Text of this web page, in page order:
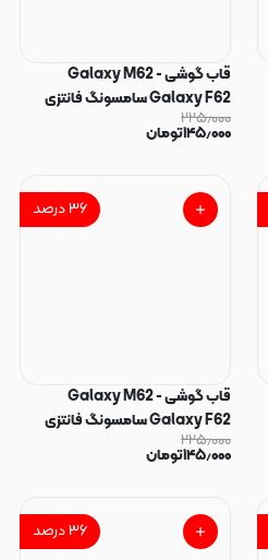
قاب گوشی Galaxy M62 -
Galaxy F62 سامسونگ فانتزی
سوزنی برجسته طرح قلب پاپ سوکت
۲۲۵٫۰۰۰
۱۴۵٫۰۰۰تومان
۳۶درصد
قاب گوشی Galaxy M62 -
Galaxy F62 سامسونگ فانتزی
سوزنی برجسته طرح ویکتوریا سکرت
پاپ سوکت دار کد 128859
۲۲۵٫۰۰۰
۱۴۵٫۰۰۰تومان
۳۶درصد